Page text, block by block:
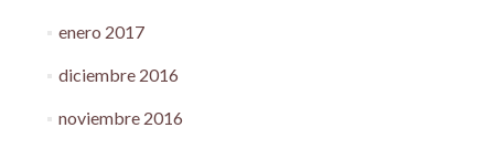
enero 2017
diciembre 2016
noviembre 2016